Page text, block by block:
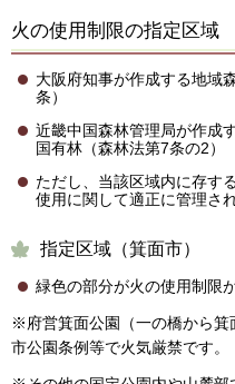
火の使用制限の指定区域
大阪府知事が作成する地域
条）
近畿中国森林管理局が作成
国有林（森林法第7条の2）
ただし、当該区域内に存す
使用に関して適正に管理さ
指定区域（箕面市）
緑色の部分が火の使用制限
※府営箕面公園（一の橋から箕
市公園条例等で火気厳禁です。